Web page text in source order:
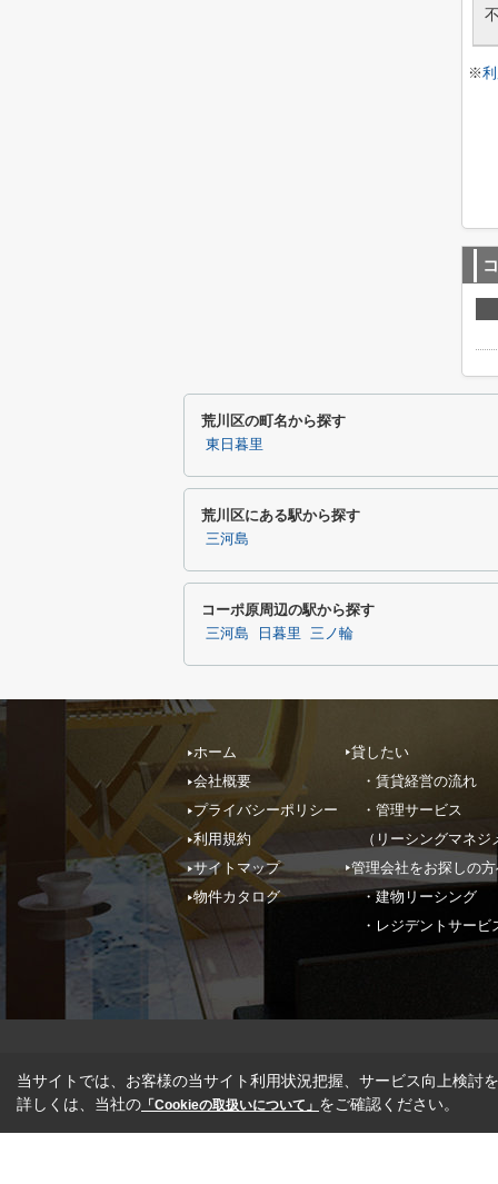
※
荒川区の町名から探す
東日暮里
荒川区にある駅から探す
三河島
コーポ原周辺の駅から探す
三河島 日暮里 三ノ輪
ホーム
会社概要
プライバシーポリシー
利用規約
サイトマップ
物件カタログ
貸したい
・賃貸経営の流れ
・管理サービス
（リーシングマネジ
管理会社をお探しの
・建物リーシング
・レジデントサービ
当サイトでは、お客様の当サイト利用状況把握、サービス向上検討
詳しくは、当社の 「Cookieの取扱いについて」 をご確認ください。